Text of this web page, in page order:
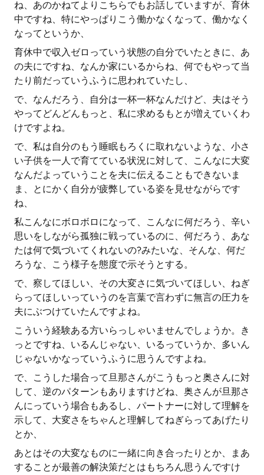
ね、あのかねてよりこちらでもお話していますが、育休
中ですね、特にやっぱりこう働かなくなって、働かなく
なってというか、
育休中で収入ゼロっていう状態の自分でいたときに、あ
の夫にですね、なんか家にいるからね、何でもやって当
たり前だっていうふうに思われていたし、
で、なんだろう、自分は一杯一杯なんだけど、夫はそう
やってどんどんもっと、私に求めるもとが増えていくわ
けですよね。
で、私は自分のもう睡眠もろくに取れないような、小さ
い子供を一人で育てている状況に対して、こんなに大変
なんだよっていうことを夫に伝えることもできないま
ま、とにかく自分が疲弊している姿を見せながらです
ね、
私こんなにボロボロになって、こんなに何だろう、辛い
思いをしながら孤独に戦っているのに、何だろう、あな
たは何で気づいてくれないの?みたいな、そんな、何だ
ろうな、こう様子を態度で示そうとする。
で、察してほしい、その大変さに気づいてほしい、ねぎ
らってほしいっていうのを言葉で言わずに無言の圧力を
夫にぶつけていたんですよね。
こういう経験ある方いらっしゃいませんでしょうか。き
っとですね、いるんじゃない、いるっていうか、多いん
じゃないかなっていうふうに思うんですよね。
で、こうした場合って旦那さんがこうもっと奥さんに対
して、逆のパターンもありますけどね、奥さんが旦那さ
んにっていう場合もあるし、パートナーに対して理解を
示して、大変さをちゃんと理解してねぎらってあげたり
とか、
あとはその大変なものに一緒に向き合ったりとか、まあ
することが最善の解決策だとはもちろん思うんですけ